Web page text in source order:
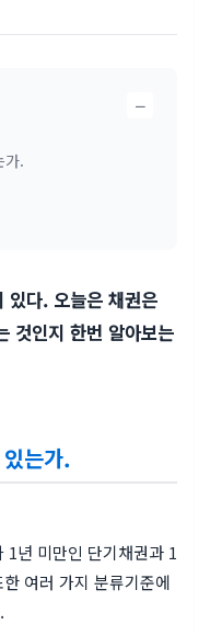
−
가.
있다. 오늘은 채권은
것인지 한번 알아보는
는가.
1년 미만인 단기채권과 1
여러 가지 분류기준에